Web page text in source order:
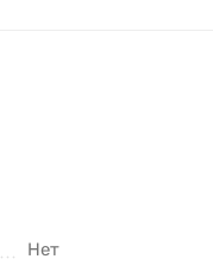
Нет